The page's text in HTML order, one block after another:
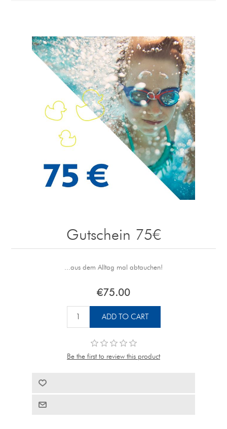
Gutschein 75€
...aus dem Alltag mal abtauchen!
€75.00
Be the first to review this product